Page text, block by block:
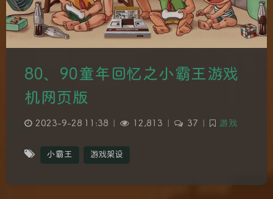
80、90童年回忆之小霸王游戏
机网页版
2023-9-28 11:38 12,813 37 游戏
小霸王 游戏架设